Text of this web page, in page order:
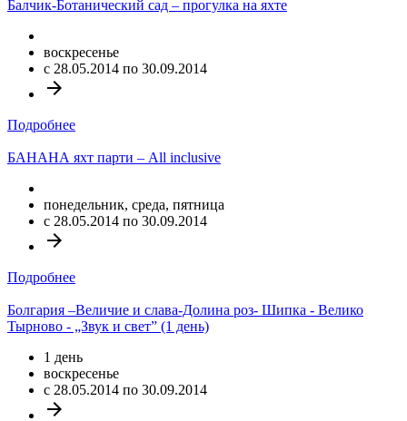
Балчик-Ботанический сад – прогулка на яхте
воскресенье
c 28.05.2014 по 30.09.2014
arrow_forward
Подробнее
БАНАНА яхт парти – All inclusive
понедельник, среда, пятница
c 28.05.2014 по 30.09.2014
arrow_forward
Подробнее
Болгария –Величие и слава-Долина роз- Шипка - Велико
Тырново - „Звук и свет” (1 день)
1 день
воскресенье
c 28.05.2014 по 30.09.2014
arrow_forward